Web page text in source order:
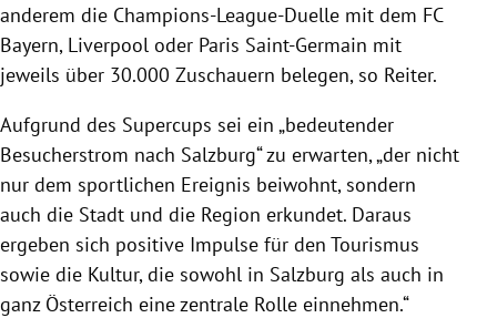
anderem die Champions-League-Duelle mit dem FC
Bayern, Liverpool oder Paris Saint-Germain mit
jeweils über 30.000 Zuschauern belegen, so Reiter.
Aufgrund des Supercups sei ein „bedeutender
Besucherstrom nach Salzburg“ zu erwarten, „der nicht
nur dem sportlichen Ereignis beiwohnt, sondern
auch die Stadt und die Region erkundet. Daraus
ergeben sich positive Impulse für den Tourismus
sowie die Kultur, die sowohl in Salzburg als auch in
ganz Österreich eine zentrale Rolle einnehmen.“